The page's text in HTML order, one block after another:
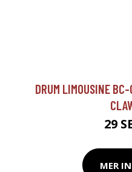
DRUM LIMOUSINE
29
MER